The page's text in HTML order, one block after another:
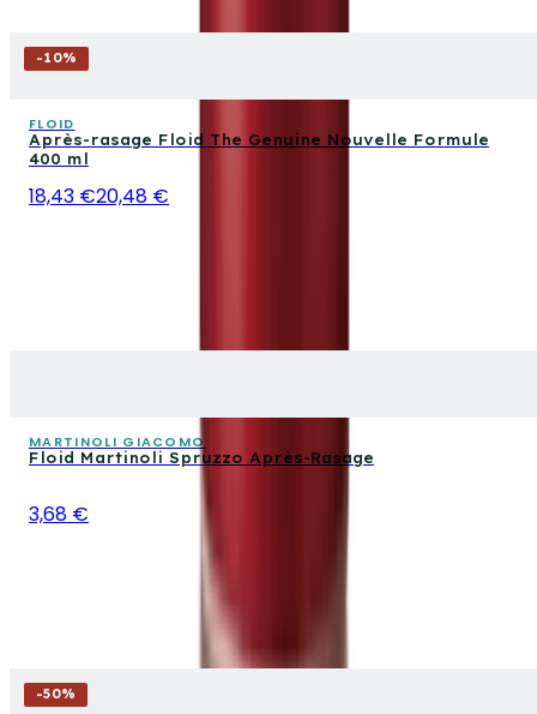
-10%
FLOID
Après-rasage Floid The Genuine Nouvelle Formule
400 ml
18,43 €20,48 €
MARTINOLI GIACOMO
Floid Martinoli Spruzzo Après-Rasage
3,68 €
-50%